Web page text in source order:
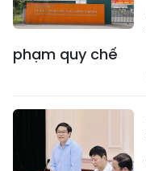
phạm quy chế